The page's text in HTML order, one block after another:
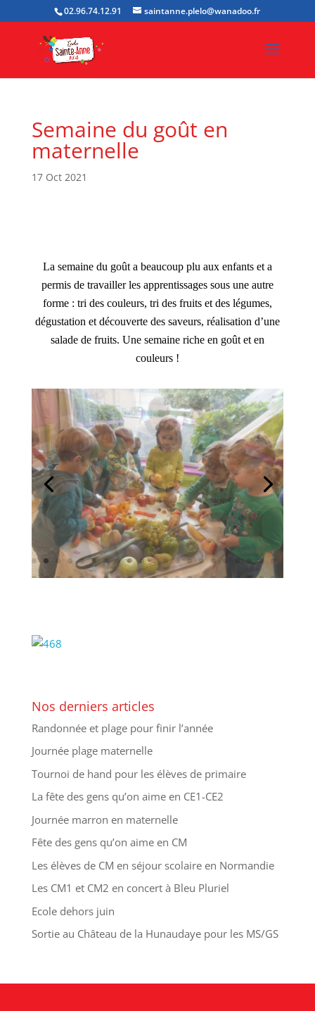
02.96.74.12.91 saintanne.plelo@wanadoo.fr
Semaine du goût en
maternelle
17 Oct 2021
La semaine du goût a beaucoup plu aux enfants et a
permis de travailler les apprentissages sous une autre
forme : tri des couleurs, tri des fruits et des légumes,
dégustation et découverte des saveurs, réalisation d’une
salade de fruits. Une semaine riche en goût et en
couleurs !
Nos derniers articles
Randonnée et plage pour finir l’année
Journée plage maternelle
Tournoi de hand pour les élèves de primaire
La fête des gens qu’on aime en CE1-CE2
Journée marron en maternelle
Fête des gens qu’on aime en CM
Les élèves de CM en séjour scolaire en Normandie
Les CM1 et CM2 en concert à Bleu Pluriel
Ecole dehors juin
Sortie au Château de la Hunaudaye pour les MS/GS